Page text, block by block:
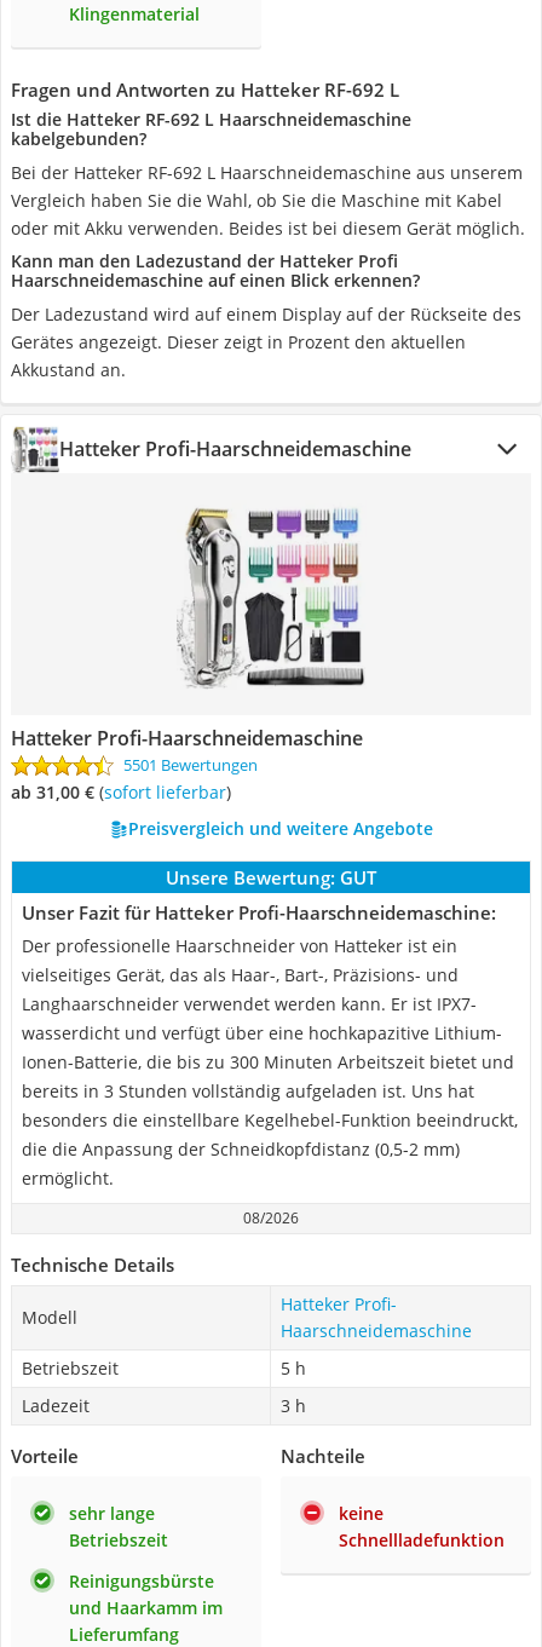
Klingenmaterial
Fragen und Antworten zu Hatteker RF-692 L
Ist die Hatteker RF-692 L Haarschneidemaschine
kabelgebunden?
Bei der Hatteker RF-692 L Haarschneidemaschine aus unserem
Vergleich haben Sie die Wahl, ob Sie die Maschine mit Kabel
oder mit Akku verwenden. Beides ist bei diesem Gerät möglich.
Kann man den Ladezustand der Hatteker Profi
Haarschneidemaschine auf einen Blick erkennen?
Der Ladezustand wird auf einem Display auf der Rückseite des
Gerätes angezeigt. Dieser zeigt in Prozent den aktuellen
Akkustand an.
Hatteker Profi-Haarschneidemaschine
Hatteker Profi-Haarschneidemaschine
5501 Bewertungen
ab 31,00 € ( Sofort lieferbar)
Preisvergleich und weitere Angebote
Unsere Bewertung: GUT
Unser Fazit für Hatteker Profi-Haarschneidemaschine:
Der professionelle Haarschneider von Hatteker ist ein
vielseitiges Gerät, das als Haar-, Bart-, Präzisions- und
Langhaarschneider verwendet werden kann. Er ist IPX7-
wasserdicht und verfügt über eine hochkapazitive Lithium-
Ionen-Batterie, die bis zu 300 Minuten Arbeitszeit bietet und
bereits in 3 Stunden vollständig aufgeladen ist. Uns hat
besonders die einstellbare Kegelhebel-Funktion beeindruckt,
die die Anpassung der Schneidkopfdistanz (0,5-2 mm)
ermöglicht.
08/2026
Technische Details
Modell
Hatteker Profi-
Haarschneidemaschine
Betriebszeit
5 h
Ladezeit
3 h
Vorteile
sehr lange
Betriebszeit
Reinigungsbürste
und Haarkamm im
Lieferumfang
Nachteile
keine
Schnellladefunktion